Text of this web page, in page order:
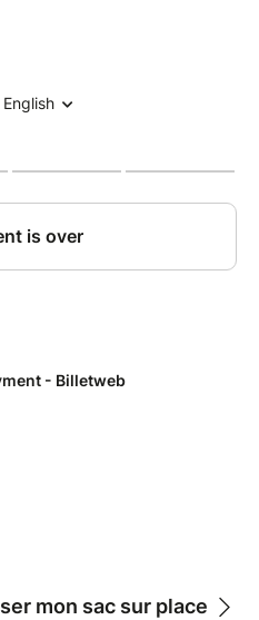
sur un
de courir.
et 1 boisson
d'acheter un
dos plus long
mon sac sur place